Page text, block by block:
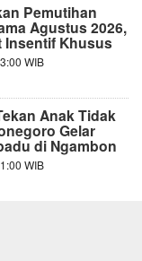
Pemutihan
Agustus 2026,
Insentif Khusus
WIB
Anak Tidak
Gelar
di Ngambon
WIB